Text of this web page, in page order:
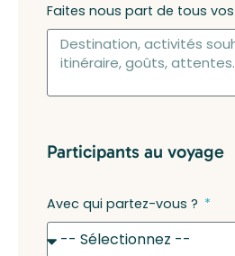
Faites nous part de tous
Participants au voyage
Avec qui partez-vous ?